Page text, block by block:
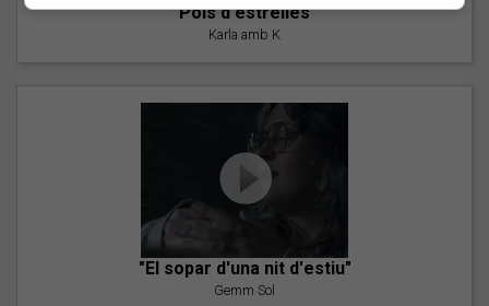
"Pols d'estrelles"
Karla amb K
"El sopar d'una nit d'estiu"
Gemm Sol